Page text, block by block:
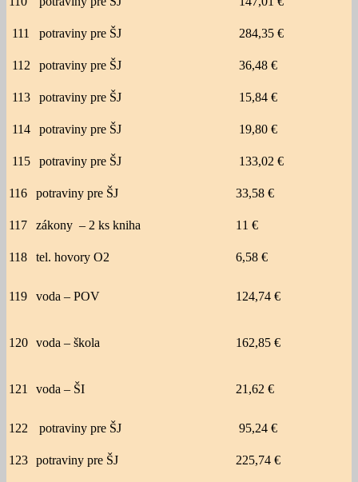
111 potraviny pre ŠJ 284,35 €
112 potraviny pre ŠJ 36,48 €
113 potraviny pre ŠJ 15,84 €
114 potraviny pre ŠJ 19,80 €
115 potraviny pre ŠJ 133,02 €
116 potraviny pre ŠJ 33,58 €
117 zákony – 2 ks kniha 11 €
118 tel. hovory O2 6,58 €
119 voda – POV 124,74 €
120 voda – škola 162,85 €
121 voda – ŠI 21,62 €
122 potraviny pre ŠJ 95,24 €
123 potraviny pre ŠJ 225,74 €